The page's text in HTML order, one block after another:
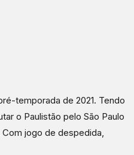
temporada de 2021. Tendo
o Paulistão pelo São Paulo
jogo de despedida,